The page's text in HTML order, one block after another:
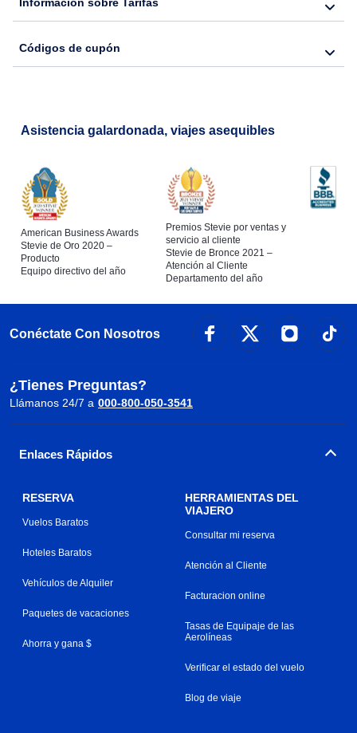
Información sobre Tarifas
Códigos de cupón
Asistencia galardonada, viajes asequibles
American Business Awards
Stevie de Oro 2020 –
Producto
Equipo directivo del año
Premios Stevie por ventas y
servicio al cliente
Stevie de Bronce 2021 –
Atención al Cliente
Departamento del año
Conéctate Con Nosotros
¿Tienes Preguntas?
Llámanos 24/7 a 000-800-050-3541
Enlaces Rápidos
RESERVA
Vuelos Baratos
Hoteles Baratos
Vehículos de Alquiler
Paquetes de vacaciones
Ahorra y gana $
HERRAMIENTAS DEL
VIAJERO
Consultar mi reserva
Atención al Cliente
Facturacion online
Tasas de Equipaje de las
Aerolíneas
Verificar el estado del vuelo
Blog de viaje